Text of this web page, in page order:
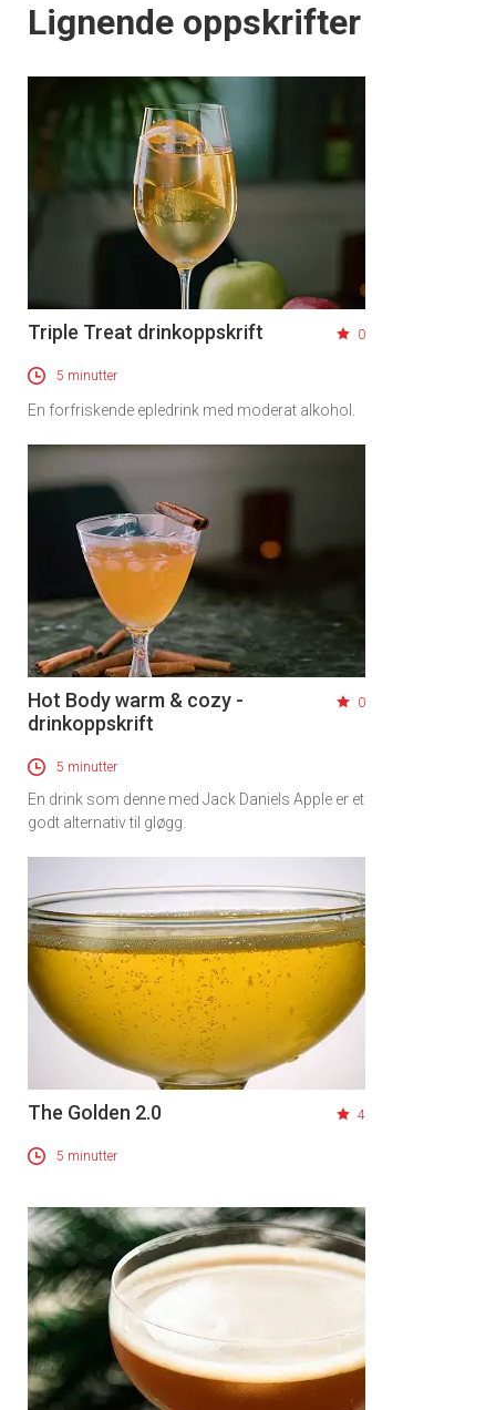
Lignende oppskrifter
Triple Treat drinkoppskrift 0
5 minutter
En forfriskende epledrink med moderat alkohol.
Hot Body warm & cozy -
drinkoppskrift
0
5 minutter
En drink som denne med Jack Daniels Apple er et
godt alternativ til gløgg.
The Golden 2.0 4
5 minutter